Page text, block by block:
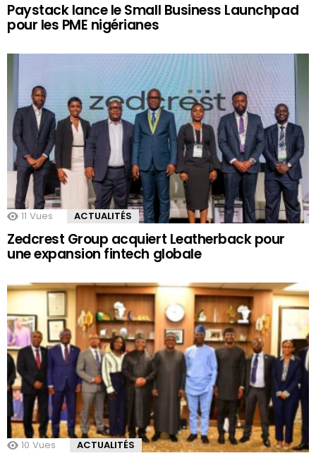
Paystack lance le Small Business Launchpad
pour les PME nigérianes
11 Vues ACTUALITÉS
Zedcrest Group acquiert Leatherback pour
une expansion fintech globale
10 Vues ACTUALITÉS